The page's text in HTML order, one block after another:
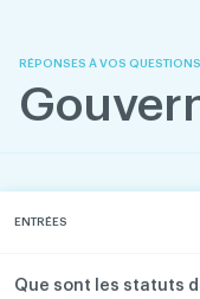
RÉPONSES À VOS QUESTIONS
ENTRÉES
Que sont les statuts